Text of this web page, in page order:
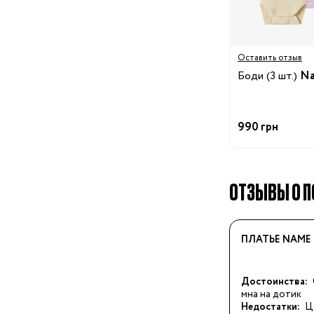
Электроприборы
Аксессуары для колясок
путешествий
путешествий
Пюре и снеки
Оставить отзыв
Боди (3 шт.)
990 грн
ОТЗЫВЫ О
ПЛАТЬЕ NAME
Достоинства:
мна на дотик
Недостатки: